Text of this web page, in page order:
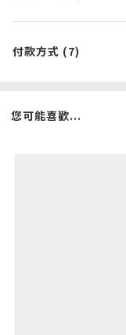
付款方式 (7)
您可能喜歡...